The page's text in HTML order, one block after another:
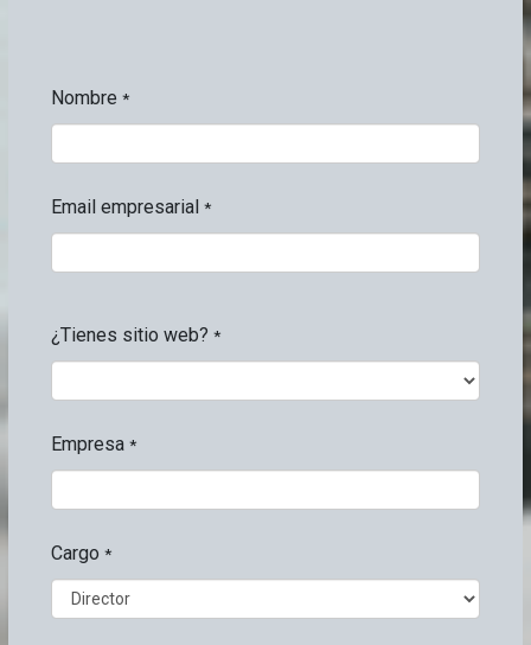
Nombre *
Email empresarial *
¿Tienes sitio web? *
Empresa *
Cargo *